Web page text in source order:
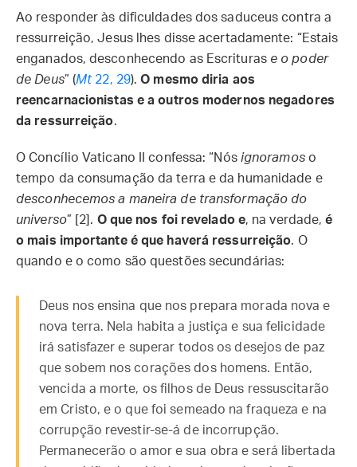
Ao responder às dificuldades dos saduceus contra a
ressurreição, Jesus lhes disse acertadamente: “Estais
enganados, desconhecendo as Escrituras e o poder
de Deus” (Mt22, 29).O mesmo diria aos
reencarnacionistas e a outros modernos negadores
da ressurreição.
O Concílio Vaticano II confessa: “Nós ignoramoso
tempo da consumação da terra e da humanidade e
desconhecemos a maneira de transformação do
universo” [2]. O que nos foi revelado e, na verdade,é
o mais importante é que haverá ressurreição. O
quando e o como são questões secundárias:
Deus nos ensina que nos prepara morada nova e
nova terra. Nela habita a justiça e sua felicidade
irá satisfazer e superar todos os desejos de paz
que sobem nos corações dos homens. Então,
vencida a morte, os filhos de Deus ressuscitarão
em Cristo, e o que foi semeado na fraqueza e na
corrupção revestir-se-á de incorrupção.
Permanecerão o amor e sua obra e será libertada